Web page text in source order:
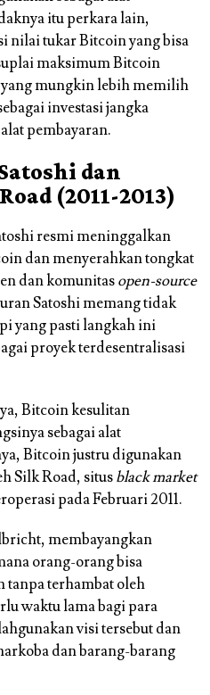
itu perkara lain,
nilai tukar Bitcoin yang bisa
maksimum Bitcoin
yang mungkin lebih memilih
investasi jangka
pembayaran.
dan
(2011-2013)
resmi meninggalkan
dan menyerahkan tongkat
dan komunitasopen-source
Satoshi memang tidak
yang pasti langkah ini
proyek terdesentralisasi
Bitcoin kesulitan
sebagai alat
Bitcoin justru digunakan
Silk Road, situsblack market
pada Februari 2011.
membayangkan
orang-orang bisa
tanpa terhambat oleh
waktu lama bagi para
visi tersebut dan
dan barang-barang